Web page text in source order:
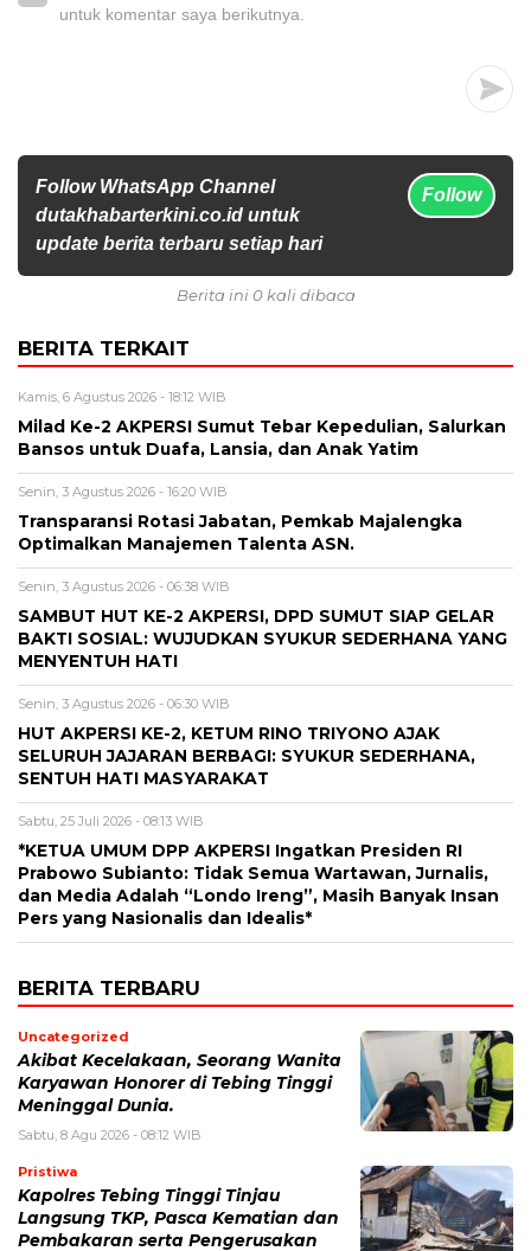
untuk komentar saya berikutnya.
Follow WhatsApp Channel
dutakhabarterkini.co.id untuk
update berita terbaru setiap hari
Follow
Berita ini 0 kali dibaca
BERITA TERKAIT
Kamis, 6 Agustus 2026 - 18:12 WIB
Milad Ke-2 AKPERSI Sumut Tebar Kepedulian, Salurkan
Bansos untuk Duafa, Lansia, dan Anak Yatim
Senin, 3 Agustus 2026 - 16:20 WIB
Transparansi Rotasi Jabatan, Pemkab Majalengka
Optimalkan Manajemen Talenta ASN.
Senin, 3 Agustus 2026 - 06:38 WIB
SAMBUT HUT KE-2 AKPERSI, DPD SUMUT SIAP GELAR
BAKTI SOSIAL: WUJUDKAN SYUKUR SEDERHANA YANG
MENYENTUH HATI
Senin, 3 Agustus 2026 - 06:30 WIB
HUT AKPERSI KE-2, KETUM RINO TRIYONO AJAK
SELURUH JAJARAN BERBAGI: SYUKUR SEDERHANA,
SENTUH HATI MASYARAKAT
Sabtu, 25 Juli 2026 - 08:13 WIB
*KETUA UMUM DPP AKPERSI Ingatkan Presiden RI
Prabowo Subianto: Tidak Semua Wartawan, Jurnalis,
dan Media Adalah “Londo Ireng”, Masih Banyak Insan
Pers yang Nasionalis dan Idealis*
BERITA TERBARU
Uncategorized
Akibat Kecelakaan, Seorang Wanita
Karyawan Honorer di Tebing Tinggi
Meninggal Dunia.
Sabtu, 8 Agu 2026 - 08:12 WIB
Pristiwa
Kapolres Tebing Tinggi Tinjau
Langsung TKP, Pasca Kematian dan
Pembakaran serta Pengerusakan